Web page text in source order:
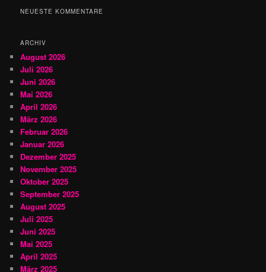
h
NEUESTE KOMMENTARE
ARCHIV
August 2026
Juli 2026
Juni 2026
Mai 2026
April 2026
März 2026
Februar 2026
Januar 2026
Dezember 2025
November 2025
Oktober 2025
September 2025
August 2025
Juli 2025
Juni 2025
Mai 2025
April 2025
März 2025